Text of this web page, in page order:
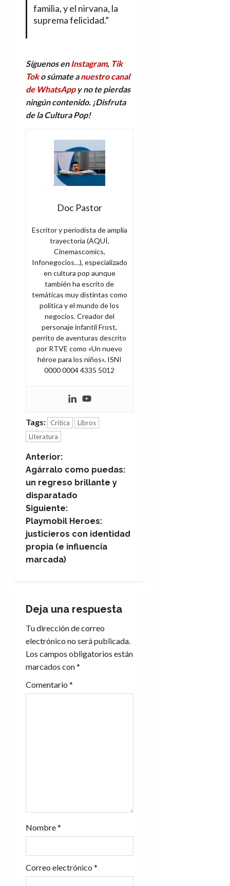
familia, y el nirvana, la
suprema felicidad.”
Síguenos enInstagram, Tik
Toko súmate anuestro canal
de WhatsAppy no te pierdas
ningún contenido. ¡Disfruta
de la Cultura Pop!
Doc Pastor
Escritor y periodista de amplia
trayectoria (AQUÍ,
Cinemascomics,
Infonegocios…), especializado
en cultura pop aunque
también ha escrito de
temáticas muy distintas como
política y el mundo de los
negocios. Creador del
personaje infantil Frost,
perrito de aventuras descrito
por RTVE como «Un nuevo
héroe para los niños». ISNI
0000 0004 4335 5012
Tags: Crítica
Libros
Literatura
N
a
v
e
g
a
i
ó
n
e
d
s
Anterior:
Agárralo como puedas:
un regreso brillante y
disparatado
Siguiente:
Playmobil Heroes:
justicieros con identidad
propia (e influencia
marcada)
Deja una respuesta
Tu dirección de correo
electrónico no será publicada.
Los campos obligatorios están
marcados con*
Comentario *
Nombre*
Correo electrónico *